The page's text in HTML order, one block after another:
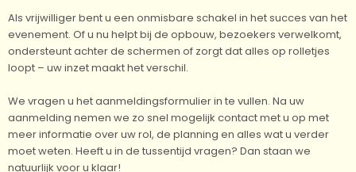
Als vrijwilliger bent u een onmisbare schakel in het succes van het
evenement. Of u nu helpt bij de opbouw, bezoekers verwelkomt,
ondersteunt achter de schermen of zorgt dat alles op rolletjes
loopt – uw inzet maakt het verschil.
We vragen u het aanmeldingsformulier in te vullen. Na uw
aanmelding nemen we zo snel mogelijk contact met u op met
meer informatie over uw rol, de planning en alles wat u verder
moet weten. Heeft u in de tussentijd vragen? Dan staan we
natuurlijk voor u klaar!